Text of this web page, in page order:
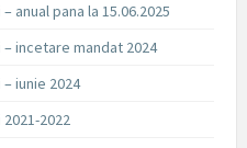
anual pana la 15.06.2025
incetare mandat 2024
iunie 2024
2022